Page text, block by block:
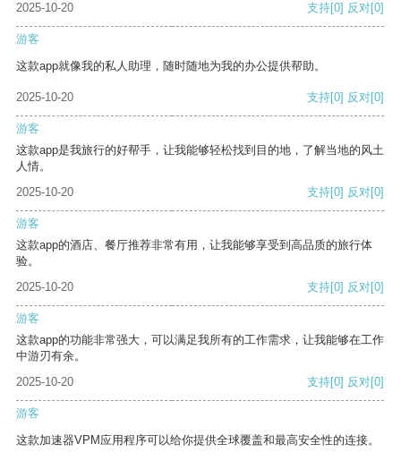
2025-10-20
支持[0] 反对[0]
游客
这款app就像我的私人助理，随时随地为我的办公提供帮助。
2025-10-20 支持[0] 反对[0]
游客
这款app是我旅行的好帮手，让我能够轻松找到目的地，了解当地的风土
人情。
2025-10-20
支持[0] 反对[0]
游客
这款app的酒店、餐厅推荐非常有用，让我能够享受到高品质的旅行体
验。
2025-10-20
支持[0] 反对[0]
游客
这款app的功能非常强大，可以满足我所有的工作需求，让我能够在工作
中游刃有余。
2025-10-20
支持[0] 反对[0]
游客
这款加速器VPM应用程序可以给你提供全球覆盖和最高安全性的连接。